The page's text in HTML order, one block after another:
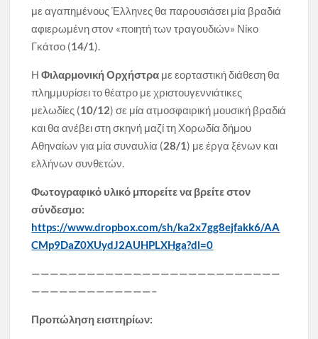
με αγαπημένους Έλληνες θα παρουσιάσει μία βραδιά
αφιερωμένη στον «ποιητή των τραγουδιών» Νίκο
Γκάτσο (14/1).
ΗΦιλαρμονική Ορχήστρα με εορταστική διάθεση θα
πλημμυρίσει το θέατρο με χριστουγεννιάτικες
μελωδίες (10/12) σε μία ατμοσφαιρική μουσική βραδιά
και θα ανέβει στη σκηνή μαζί τη Χορωδία δήμου
Αθηναίων για μία συναυλία (28/1) με έργα ξένων και
ελλήνων συνθετών.
Φωτογραφικό υλικό μπορείτε να βρείτε στον
σύνδεσμο:
https://www.dropbox.com/sh/ka2x7gg8ejfakk6/AA
CMp9DaZ0XUydJ2AUHPLXHga?dl=0
———————————————————————————
—————————————–
Προπώληση εισιτηρίων: